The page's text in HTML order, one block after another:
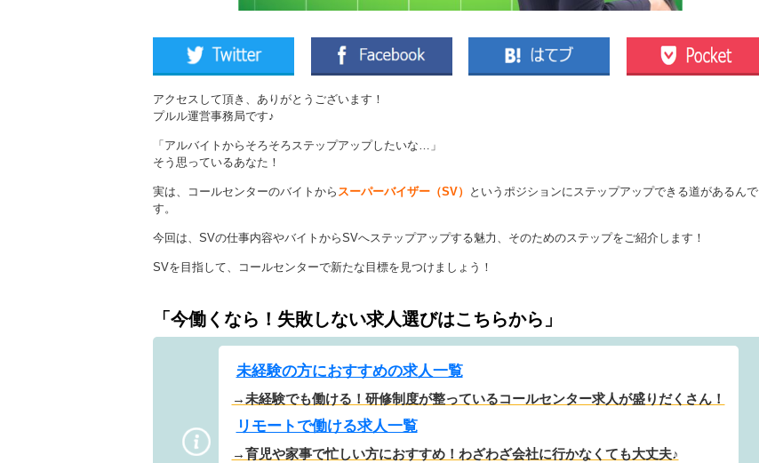
アクセスして頂き、ありがとうございます！
プルル運営事務局です♪
「アルバイトからそろそろステップアップしたいな…」
そう思っているあなた！
実は、コールセンターのバイトから スーパーバイザー（SV）
というポジションにステップアップできる道があるんで
す。
今回は、SVの仕事内容やバイトからSVへステップアップする魅力、そのためのステップをご紹介します！
SVを目指して、コールセンターで新たな目標を見つけましょう！
「今働くなら！失敗しない求人選びはこちらから」
未経験の方におすすめの求人一覧
→未経験でも働ける！研修制度が整っているコールセンター求人が盛りだくさん！
リモートで働ける求人一覧
→育児や家事で忙しい方におすすめ！わざわざ会社に行かなくても大丈夫♪